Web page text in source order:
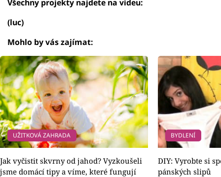
Všechny projekty najdete na videu:
(luc)
Mohlo by vás zajímat:
UŽITKOVÁ ZAHRADA
Jak vyčistit skvrny od jahod? Vyzkoušeli
jsme domácí tipy a víme, které fungují
BYDLENÍ
DIY: Vyrobte si
pánských slipů